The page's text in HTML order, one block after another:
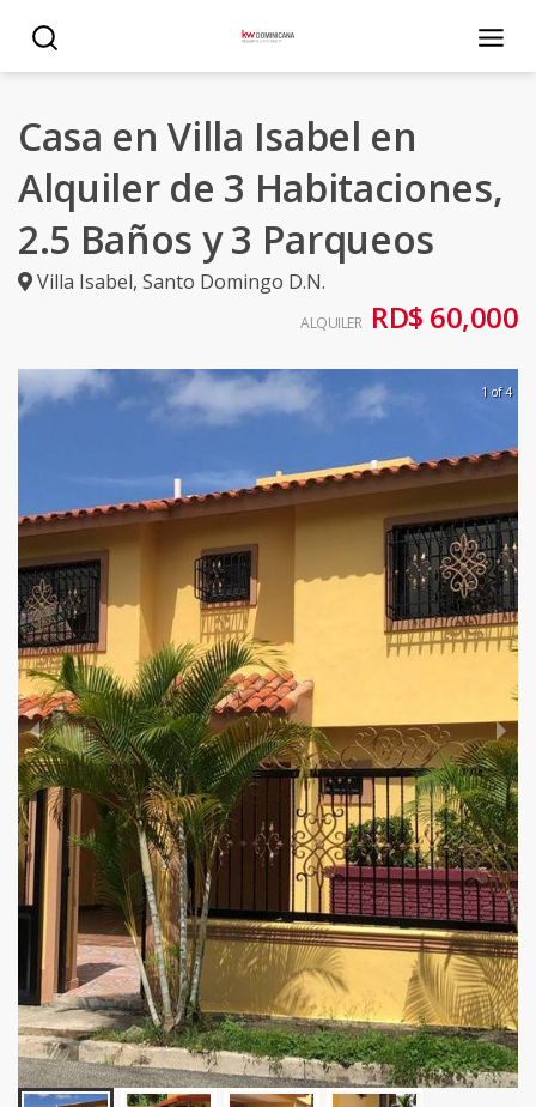
Casa en Villa Isabel en
Alquiler de 3 Habitaciones,
2.5 Baños y 3 Parqueos
Villa Isabel, Santo Domingo D.N.
ALQUILER RD$ 60,000
1 of 4